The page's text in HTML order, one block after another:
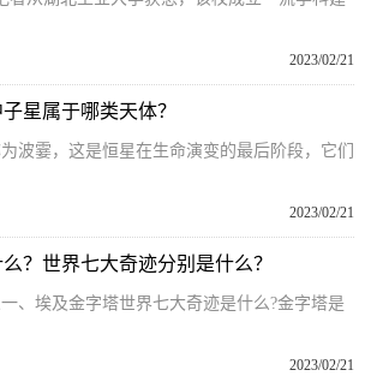
2023/02/21
星属于哪类天体？
波霎，这是恒星在生命演变的最后阶段，它们
2023/02/21
？世界七大奇迹分别是什么？
、埃及金字塔世界七大奇迹是什么?金字塔是
2023/02/21